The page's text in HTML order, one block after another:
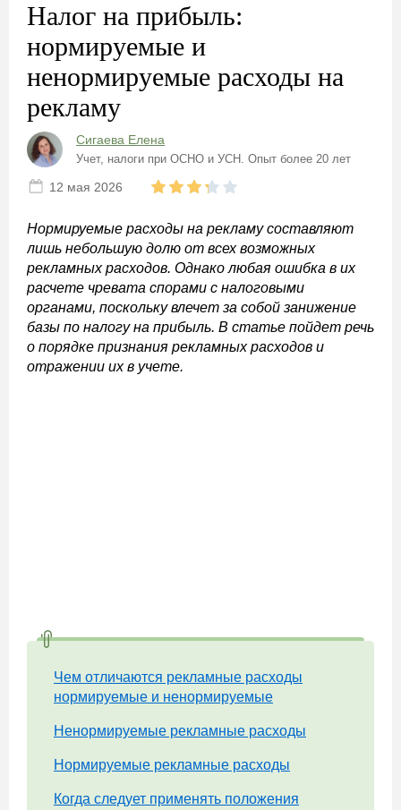
Налог на прибыль:
нормируемые и
ненормируемые расходы на
рекламу
Сигаева Елена
Учет, налоги при ОСНО и УСН. Опыт более 20 лет
12 мая 2026
Нормируемые расходы на рекламу составляют
лишь небольшую долю от всех возможных
рекламных расходов. Однако любая ошибка в их
расчете чревата спорами с налоговыми
органами, поскольку влечет за собой занижение
базы по налогу на прибыль. В статье пойдет речь
о порядке признания рекламных расходов и
отражении их в учете.
Чем отличаются рекламные расходы
нормируемые и ненормируемые
Ненормируемые рекламные расходы
Нормируемые рекламные расходы
Когда следует применять положения